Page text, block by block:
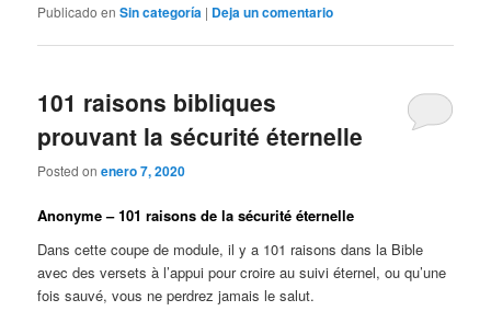
Publicado en Sin categoría | Deja un comentario
101 raisons bibliques
prouvant la sécurité éternelle
Posted onenero 7, 2020
Anonyme – 101 raisons de la sécurité éternelle
Dans cette coupe de module, il y a 101 raisons dans la Bible
avec des versets à l’appui pour croire au suivi éternel, ou qu’une
fois sauvé, vous ne perdrez jamais le salut.